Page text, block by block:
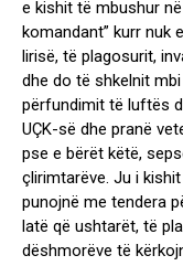
e kishit të mbushur në
komandant” kurr nuk
lirisë, të plagosurit,
dhe do të shkelnit
përfundimit të luftës
UÇK-së dhe pranë
pse e bërët këtë,
çlirimtarëve. Ju i
punojnë me tendera
latë që ushtarët, të
dëshmorëve të